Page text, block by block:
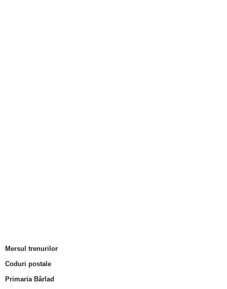
Mersul trenurilor
Coduri postale
Primaria Bârlad